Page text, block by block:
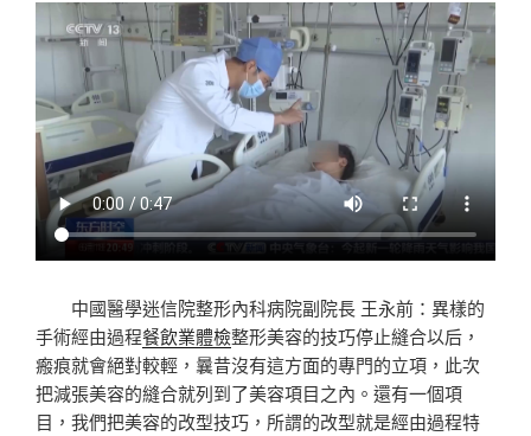
中國醫學迷信院整形內科病院副院長 王永前：異樣的
手術經由過程餐飲業體檢整形美容的技巧停止縫合以后，
瘢痕就會絕對較輕，曩昔沒有這方面的專門的立項，此次
把減張美容的縫合就列到了美容項目之內。還有一個項
目，我們把美容的改型技巧，所謂的改型就是經由過程特